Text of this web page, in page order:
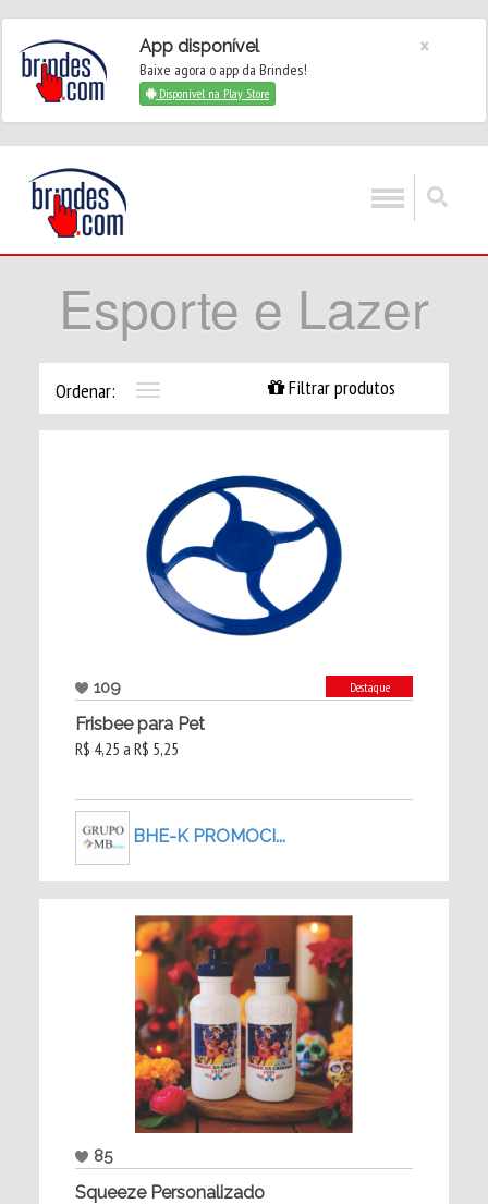
App disponível
Baixe agora o app da Brindes!
Disponível na Play Store
×
Esporte e Lazer
Ordenar:
Toggle
navigation
Filtrar produtos
109 Destaque
Frisbee para Pet
R$ 4,25 a R$ 5,25
BHE-K PROMOCI...
85
Squeeze Personalizado